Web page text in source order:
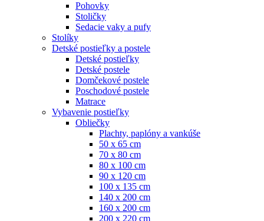
Pohovky
Stoličky
Sedacie vaky a pufy
Stolíky
Detské postieľky a postele
Detské postieľky
Detské postele
Domčekové postele
Poschodové postele
Matrace
Vybavenie postieľky
Obliečky
Plachty, paplóny a vankúše
50 x 65 cm
70 x 80 cm
80 x 100 cm
90 x 120 cm
100 x 135 cm
140 x 200 cm
160 x 200 cm
200 x 220 cm